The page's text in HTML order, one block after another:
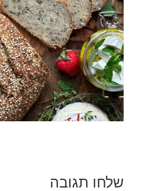
שלחו תגובה